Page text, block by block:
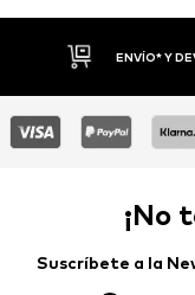
¡No
Suscríbete a la